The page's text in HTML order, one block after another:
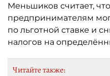
Меньшиков считает,
предпринимателям
по льготной ставке и
налогов на
Читайте также: